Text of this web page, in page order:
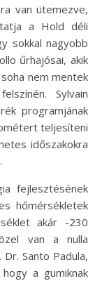
van ütemezve,
a Hold déli
sokkal nagyobb
űrhajósai, akik
nem mentek
Sylvain
programjának
teljesíteni
időszakokra
fejlesztésének
hőmérsékletek
akár -230
van a nulla
Santo Padula,
a gumiknak